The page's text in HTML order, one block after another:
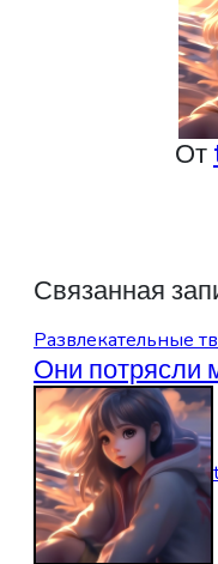
От
Связанная
Развлекательные
Они потрясли